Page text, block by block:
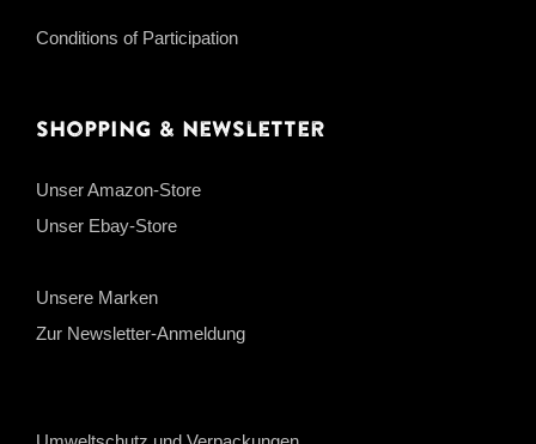
Conditions of Participation
Shopping & Newsletter
Unser Amazon-Store
Unser Ebay-Store
Unsere Marken
Zur Newsletter-Anmeldung